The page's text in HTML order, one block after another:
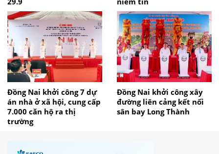
Đồng Nai khởi công 7 dự
án nhà ở xã hội, cung cấp
7.000 căn hộ ra thị
trường
Đồng Nai khởi công xây
đường liên cảng kết nối
sân bay Long Thành